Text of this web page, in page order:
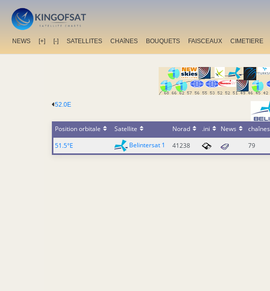
NEWS [+] [-] SATELLITES CHAîNES BOUQUETS FAISCEAUX CIMETIERE
52.0E
Position orbitale Satellite Norad .ini News chaînes
51.5°E
Belintersat 1 41238 79